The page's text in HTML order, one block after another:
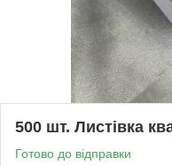
500 шт. Листівка
Готово до відправки